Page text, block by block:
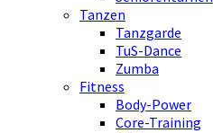
Tanzen
Tanzgarde
TuS-Dance
Zumba
Fitness
Body-Power
Core-Training